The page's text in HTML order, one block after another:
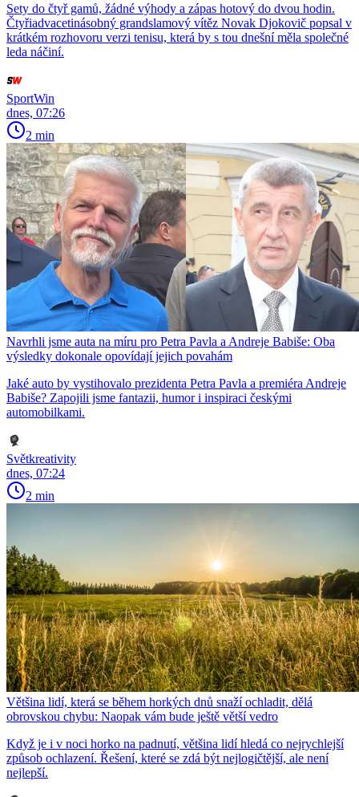
Sety do čtyř gamů, žádné výhody a zápas hotový do dvou hodin.
Čtyřiadvacetinásobný grandslamový vítěz Novak Djokovič popsal v
krátkém rozhovoru verzi tenisu, která by s tou dnešní měla společné
leda náčiní.
SportWin
dnes, 07:26
2 min
Navrhli jsme auta na míru pro Petra Pavla a Andreje Babiše: Oba
výsledky dokonale opovídají jejich povahám
Jaké auto by vystihovalo prezidenta Petra Pavla a premiéra Andreje
Babiše? Zapojili jsme fantazii, humor i inspiraci českými
automobilkami.
Světkreativity
dnes, 07:24
2 min
Většina lidí, která se během horkých dnů snaží ochladit, dělá
obrovskou chybu: Naopak vám bude ještě větší vedro
Když je i v noci horko na padnutí, většina lidí hledá co nejrychlejší
způsob ochlazení. Řešení, které se zdá být nejlogičtější, ale není
nejlepší.